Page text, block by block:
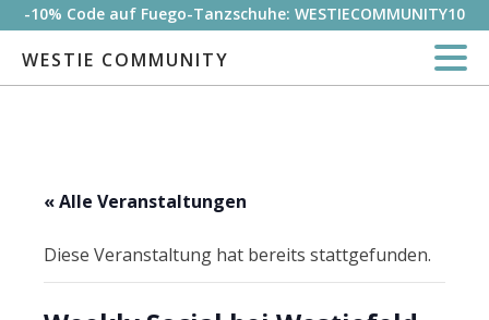
-10% Code auf Fuego-Tanzschuhe: WESTIECOMMUNITY10
WESTIE COMMUNITY
« Alle Veranstaltungen
Diese Veranstaltung hat bereits stattgefunden.